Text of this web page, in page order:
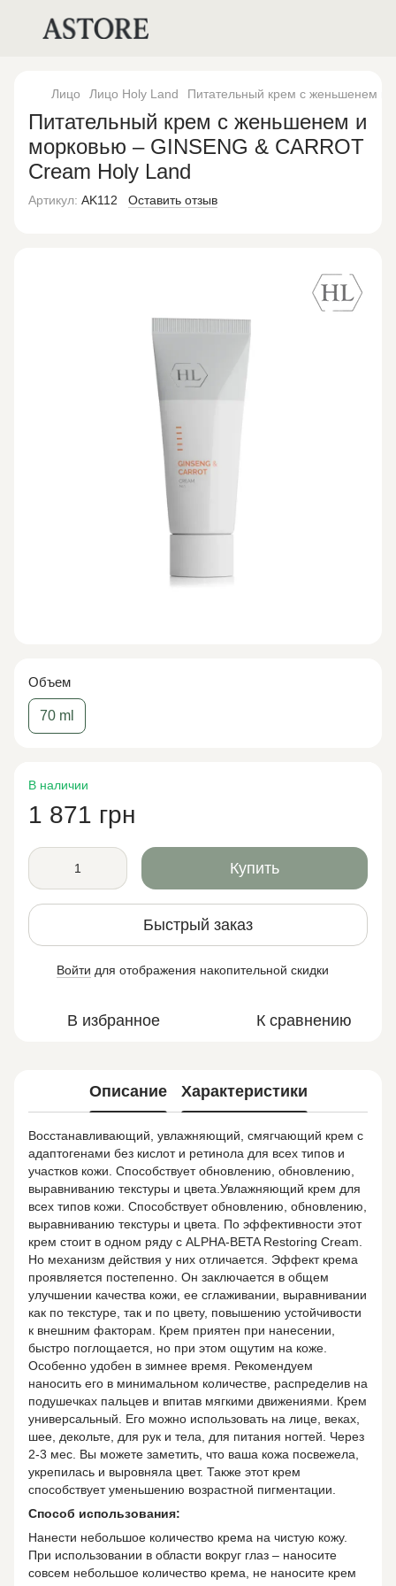
Лицо Лицо Holy Land Питательный крем с женьшенем и
Питательный крем с женьшенем и
морковью – GINSENG & CARROT
Cream Holy Land
Артикул: AK112 Оставить отзыв
Объем
70 ml
В наличии
1 871 грн
Купить
Быстрый заказ
Войти для отображения накопительной скидки
В избранное К сравнению
Описание Характеристики
Восстанавливающий, увлажняющий, смягчающий крем с
адаптогенами без кислот и ретинола для всех типов и
участков кожи. Способствует обновлению, обновлению,
выравниванию текстуры и цвета.Увлажняющий крем для
всех типов кожи. Способствует обновлению, обновлению,
выравниванию текстуры и цвета. По эффективности этот
крем стоит в одном ряду с ALPHA-BETA Restoring Cream.
Но механизм действия у них отличается. Эффект крема
проявляется постепенно. Он заключается в общем
улучшении качества кожи, ее сглаживании, выравнивании
как по текстуре, так и по цвету, повышению устойчивости
к внешним факторам. Крем приятен при нанесении,
быстро поглощается, но при этом ощутим на коже.
Особенно удобен в зимнее время. Рекомендуем
наносить его в минимальном количестве, распределив на
подушечках пальцев и впитав мягкими движениями. Крем
универсальный. Его можно использовать на лице, веках,
шее, декольте, для рук и тела, для питания ногтей. Через
2-3 мес. Вы можете заметить, что ваша кожа посвежела,
укрепилась и выровняла цвет. Также этот крем
способствует уменьшению возрастной пигментации.
Способ использования:
Нанести небольшое количество крема на чистую кожу.
При использовании в области вокруг глаз – наносите
совсем небольшое количество крема, не наносите крем